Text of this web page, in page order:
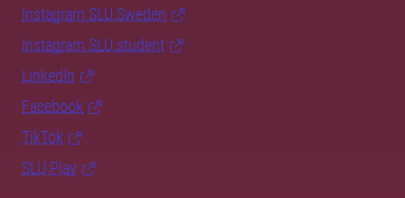
Instagram SLU.Sweden
Instagram SLU.student
LinkedIn
Facebook
TikTok
SLU Play